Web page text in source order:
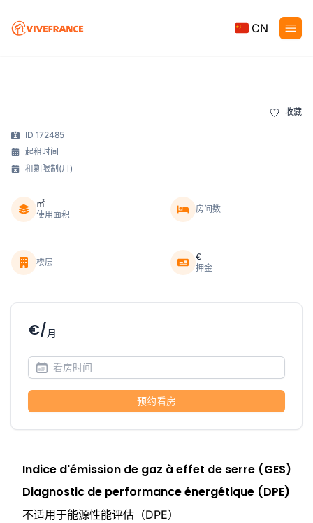
CN
收藏
ID 172485
起租时间
租期限制(月)
㎡
使用面积
房间数
楼层
€
押金
€/月
预约看房
Indice d'émission de gaz à effet de serre (GES)
Diagnostic de performance énergétique (DPE)
不适用于能源性能评估（DPE）